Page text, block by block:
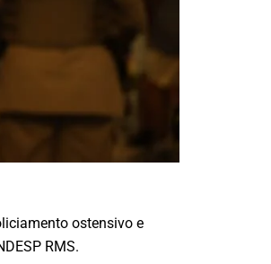
ostensivo e
RMS.